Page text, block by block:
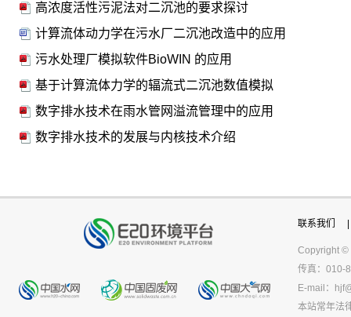
高浓度活性污泥法对二沉池的要求探讨
计算流体动力学在污水厂二沉池改造中的应用
污水处理厂模拟软件BioWIN 的应用
基于计算流体力学的辐流式二沉池数值模拟
数字排水技术在雨水管网溢流管理中的应用
数字排水技术的发展与内核技术介绍
联系我们
Copyright ©
传真：010-
E-mail：
本站常年法